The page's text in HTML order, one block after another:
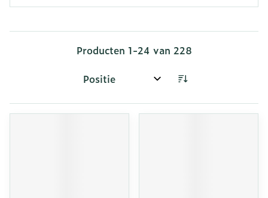
Producten 1-24 van 228
Sorteer op: